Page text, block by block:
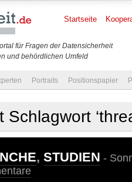
für Fragen der Datensicherheit
und behördlichen Umfeld
Startseite
Portraits Positionspapier
Schlagwort
, STUDIEN -